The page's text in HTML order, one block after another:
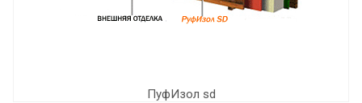
ПуфИзол sd